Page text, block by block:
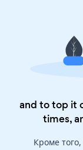
and to top it
times,
Кроме